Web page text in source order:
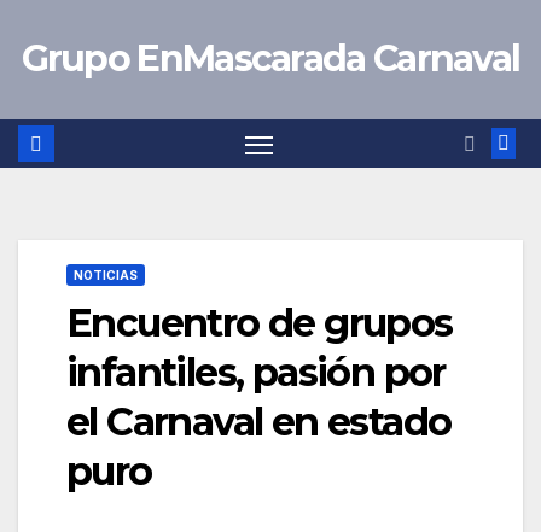
Grupo EnMascarada Carnaval
NOTICIAS
Encuentro de grupos
infantiles, pasión por
el Carnaval en estado
puro